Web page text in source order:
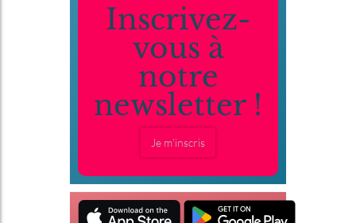
Inscrivez-
vous à
notre
newsletter !
Je m'inscris